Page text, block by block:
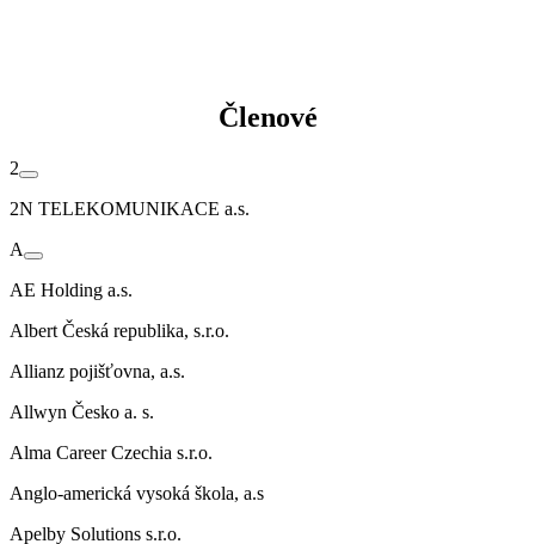
Členové
2
2N TELEKOMUNIKACE a.s.
A
AE Holding a.s.
Albert Česká republika, s.r.o.
Allianz pojišťovna, a.s.
Allwyn Česko a. s.
Alma Career Czechia s.r.o.
Anglo-americká vysoká škola, a.s
Apelby Solutions s.r.o.